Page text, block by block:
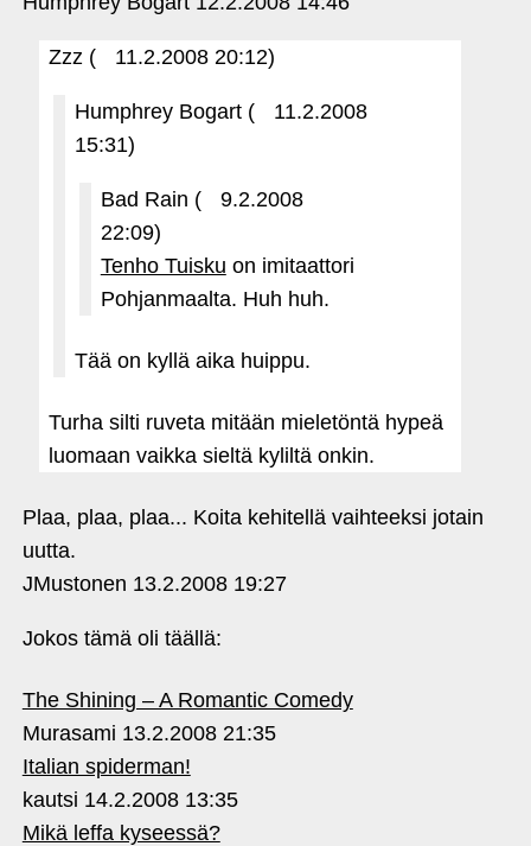
Zzz ( 11.2.2008 20:12)
Humphrey Bogart (
11.2.2008
15:31)
Bad Rain (
9.2.2008
22:09)
Tenho Tuisku on imitaattori
Pohjanmaalta. Huh huh.
Tää on kyllä aika huippu.
Turha silti ruveta mitään mieletöntä hypeä
luomaan vaikka sieltä kyliltä onkin.
Plaa, plaa, plaa... Koita kehitellä vaihteeksi jotain
uutta.
JMustonen 13.2.2008 19:27
Jokos tämä oli täällä:
The Shining – A Romantic Comedy
Murasami 13.2.2008 21:35
Italian spiderman!
kautsi 14.2.2008 13:35
Mikä leffa kyseessä?